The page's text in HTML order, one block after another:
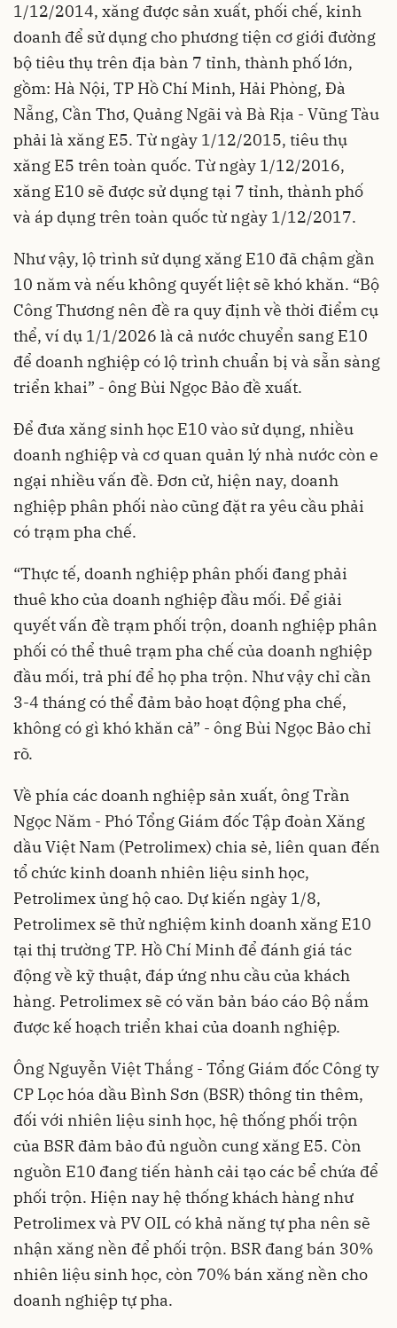
1/12/2014, xăng được sản xuất, phối chế, kinh
doanh để sử dụng cho phương tiện cơ giới đường
bộ tiêu thụ trên địa bàn 7 tỉnh, thành phố lớn,
gồm: Hà Nội, TP Hồ Chí Minh, Hải Phòng, Đà
Nẵng, Cần Thơ, Quảng Ngãi và Bà Rịa - Vũng Tàu
phải là xăng E5. Từ ngày 1/12/2015, tiêu thụ
xăng E5 trên toàn quốc. Từ ngày 1/12/2016,
xăng E10 sẽ được sử dụng tại 7 tỉnh, thành phố
và áp dụng trên toàn quốc từ ngày 1/12/2017.
Như vậy, lộ trình sử dụng xăng E10 đã chậm gần
10 năm và nếu không quyết liệt sẽ khó khăn. “Bộ
Công Thương nên đề ra quy định về thời điểm cụ
thể, ví dụ 1/1/2026 là cả nước chuyển sang E10
để doanh nghiệp có lộ trình chuẩn bị và sẵn sàng
triển khai” - ông Bùi Ngọc Bảo đề xuất.
Để đưa xăng sinh học E10 vào sử dụng, nhiều
doanh nghiệp và cơ quan quản lý nhà nước còn e
ngại nhiều vấn đề. Đơn cử, hiện nay, doanh
nghiệp phân phối nào cũng đặt ra yêu cầu phải
có trạm pha chế.
“Thực tế, doanh nghiệp phân phối đang phải
thuê kho của doanh nghiệp đầu mối. Để giải
quyết vấn đề trạm phối trộn, doanh nghiệp phân
phối có thể thuê trạm pha chế của doanh nghiệp
đầu mối, trả phí để họ pha trộn. Như vậy chỉ cần
3-4 tháng có thể đảm bảo hoạt động pha chế,
không có gì khó khăn cả” - ông Bùi Ngọc Bảo chỉ
rõ.
Về phía các doanh nghiệp sản xuất, ông Trần
Ngọc Năm - Phó Tổng Giám đốc Tập đoàn Xăng
dầu Việt Nam (Petrolimex) chia sẻ, liên quan đến
tổ chức kinh doanh nhiên liệu sinh học,
Petrolimex ủng hộ cao. Dự kiến ngày 1/8,
Petrolimex sẽ thử nghiệm kinh doanh xăng E10
tại thị trường TP. Hồ Chí Minh để đánh giá tác
động về kỹ thuật, đáp ứng nhu cầu của khách
hàng. Petrolimex sẽ có văn bản báo cáo Bộ nắm
được kế hoạch triển khai của doanh nghiệp.
Ông Nguyễn Việt Thắng - Tổng Giám đốc Công ty
CP Lọc hóa dầu Bình Sơn (BSR) thông tin thêm,
đối với nhiên liệu sinh học, hệ thống phối trộn
của BSR đảm bảo đủ nguồn cung xăng E5. Còn
nguồn E10 đang tiến hành cải tạo các bể chứa để
phối trộn. Hiện nay hệ thống khách hàng như
Petrolimex và PV OIL có khả năng tự pha nên sẽ
nhận xăng nền để phối trộn. BSR đang bán 30%
nhiên liệu sinh học, còn 70% bán xăng nền cho
doanh nghiệp tự pha.